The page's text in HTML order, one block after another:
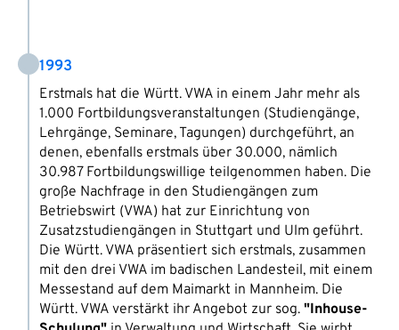
1993
Erstmals hat die Württ. VWA in einem Jahr mehr als
1.000 Fortbildungsveranstaltungen (Studiengänge,
Lehrgänge, Seminare, Tagungen) durchgeführt, an
denen, ebenfalls erstmals über 30.000, nämlich
30.987 Fortbildungswillige teilgenommen haben. Die
große Nachfrage in den Studiengängen zum
Betriebswirt (VWA) hat zur Einrichtung von
Zusatzstudiengängen in Stuttgart und Ulm geführt.
Die Württ. VWA präsentiert sich erstmals, zusammen
mit den drei VWA im badischen Landesteil, mit einem
Messestand auf dem Maimarkt in Mannheim. Die
Württ. VWA verstärkt ihr Angebot zur sog. "Inhouse-